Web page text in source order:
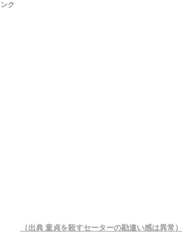
ク
（出典 童貞を殺すセーターの勘違い感は異常）